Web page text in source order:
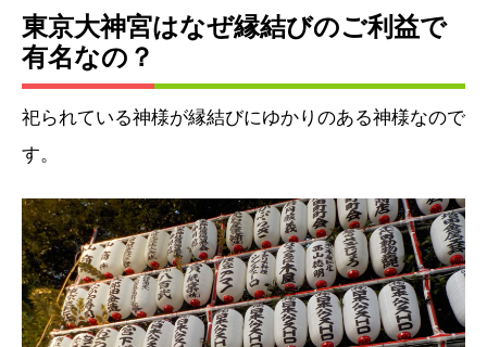
東京大神宮はなぜ縁結びのご利益で
有名なの？
祀られている神様が縁結びにゆかりのある神様なので
す。